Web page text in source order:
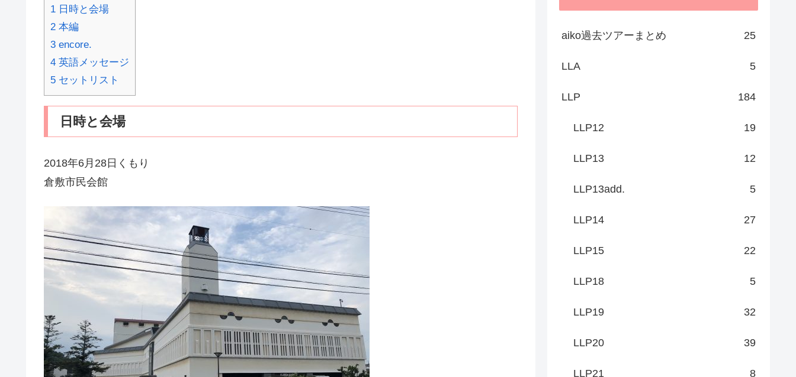
1 日時と会場
2 本編
3 encore.
4 英語メッセージ
5 セットリスト
日時と会場
2018年6月28日くもり
倉敷市民会館
aiko過去ツアーまとめ 25
LLA 5
LLP 184
LLP12 19
LLP13 12
LLP13add. 5
LLP14 27
LLP15 22
LLP18 5
LLP19 32
LLP20 39
LLP21 8